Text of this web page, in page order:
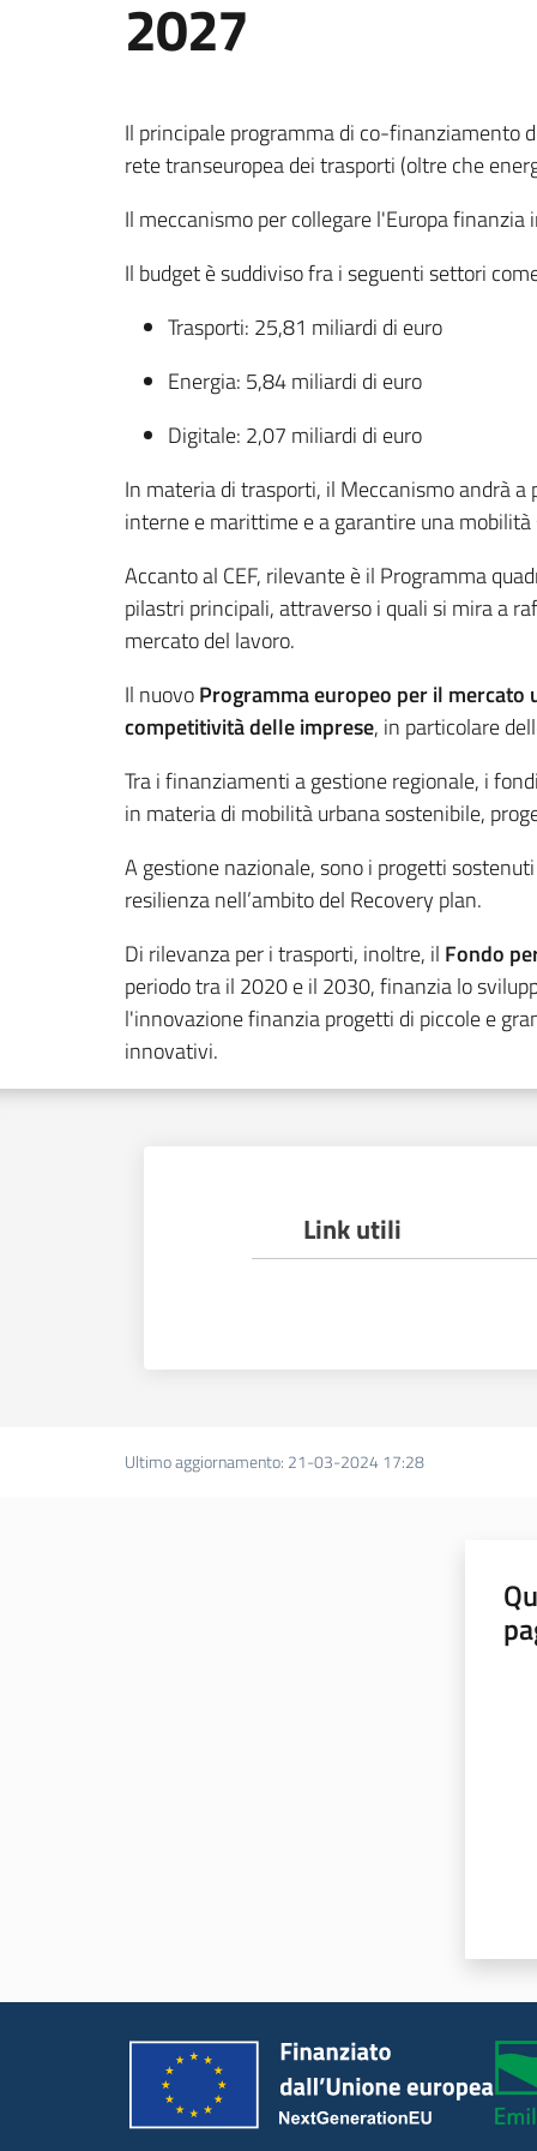
2027
Il principale programma di co-finanziamento
rete transeuropea dei trasporti (oltre che
Il meccanismo per collegare l'Europa
Il budget è suddiviso fra i seguenti settori
Trasporti: 25,81 miliardi di euro
Energia: 5,84 miliardi di euro
Digitale: 2,07 miliardi di euro
In materia di trasporti, il Meccanismo andrà
interne e marittime e a garantire una
Accanto al CEF, rilevante è il Programma
pilastri principali, attraverso i quali si mira a
mercato del lavoro.
Il nuovoProgramma europeo per il mercato
competitività delle imprese, in particolare
Tra i finanziamenti a gestione regionale, i
in materia di mobilità urbana sostenibile,
A gestione nazionale, sono i progetti
resilienza nell’ambito del Recovery plan.
Di rilevanza per i trasporti, inoltre, il Fondo
periodo tra il 2020 e il 2030, finanzia lo
l'innovazione finanzia progetti di piccole e
innovativi.
Link utili
Ultimo aggiornamento: 21-03-2024 17:28